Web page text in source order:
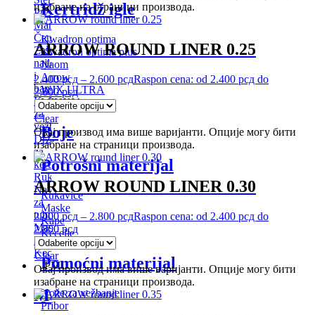
Preslikači
Markeri
Čepići
Zaštitni
najloni
i
bandažeri
Koža
za
vežbanje
Držači
za
kertridže
Rukavice
Navlaka
za
tubu
Maske
Kape
Kecelje
PMU
Mašine
Kertridž igle
Kwadron optima
Kwadron optima plus
Naom
Arrow
WJX ULTRA
MIUXIA
Boje
Potrošni materijal
Rukavice
Maske
Kape
Kecelje
Pomoćni materijal
Kože za vežbanje
Pribor
изабране на страници производа.
ARROW ROUND LINER 0.25
2.400рсд – 2.600 рсдRaspon cena: od 2.400 рсд do
2.600 рсд
Clear
Овај производ има више варијанти. Опције могу бити
изабране на страници производа.
ARROW ROUND LINER 0.30
2.400рсд – 2.800 рсдRaspon cena: od 2.400 рсд do
2.800 рсд
Clear
Овај производ има више варијанти. Опције могу бити
изабране на страници производа.